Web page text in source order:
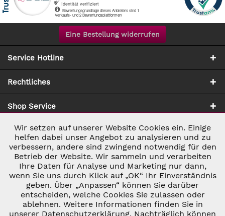
Eine Bestellung widerrufen
Service Hotline
Rechtliches
Shop Service
Zahlung & Versand
* ALLE PREISE INKL. GESETZL. UMSATZSTEUER ZZGL.
VERSANDKOSTEN UND GGF. NACHNAHMEGEBÜHREN, WENN NICHT
Notwendig Aktiv
Marketing Inaktiv
Tracking Inaktiv
Wir setzen auf unserer Website Cookies ein. Einige
helfen dabei unser Angebot zu analysieren und zu
verbessern, andere sind zwingend notwendig für den
Betrieb der Website. Wir sammeln und verarbeiten
Ihre Daten für Analyse und Marketing nur dann,
wenn Sie uns durch Klick auf „OK“ Ihr Einverständnis
geben. Über „Anpassen“ können Sie darüber
entscheiden, welche Cookies Sie zulassen oder
ablehnen. Weitere Informationen finden Sie in
unserer Datenschutzerklärung. Nachträglich können